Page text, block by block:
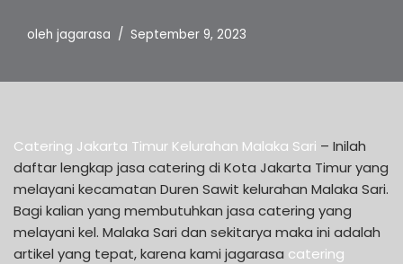
oleh jagarasa September 9, 2023
Catering Jakarta Timur Kelurahan Malaka Sari – Inilah
daftar lengkap jasa catering di Kota Jakarta Timur yang
melayani kecamatan Duren Sawit kelurahan Malaka Sari.
Bagi kalian yang membutuhkan jasa catering yang
melayani kel. Malaka Sari dan sekitarya maka ini adalah
artikel yang tepat, karena kami jagarasa catering